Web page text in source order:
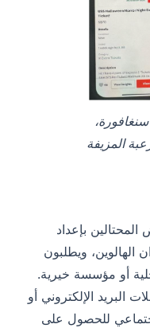
المزيفة
بإعداد
ويطلبون
أو مؤسسة خيرية.
البريد الإلكتروني أو
للحصول على